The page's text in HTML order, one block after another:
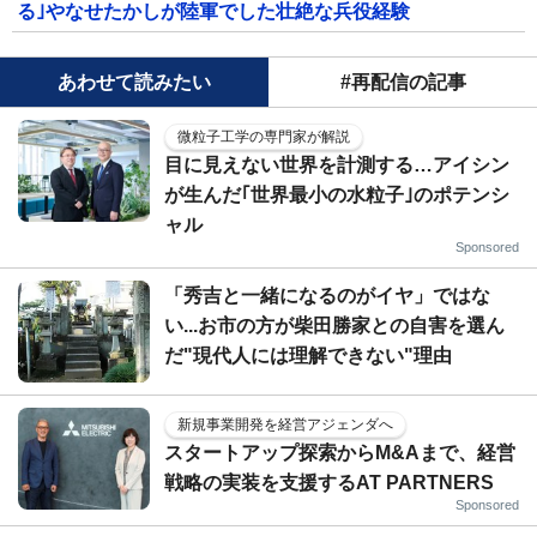
る｣やなせたかしが陸軍でした壮絶な兵役経験
あわせて読みたい #再配信の記事
微粒子工学の専門家が解説
目に見えない世界を計測する…アイシン
が生んだ｢世界最小の水粒子｣のポテンシ
ャル
Sponsored
「秀吉と一緒になるのがイヤ」ではな
い...お市の方が柴田勝家との自害を選ん
だ"現代人には理解できない"理由
新規事業開発を経営アジェンダへ
スタートアップ探索からM&Aまで、経営
戦略の実装を支援するAT PARTNERS
Sponsored